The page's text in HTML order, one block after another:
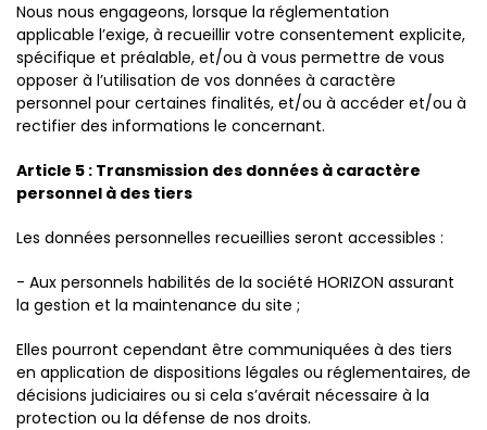
Nous nous engageons, lorsque la réglementation
applicable l’exige, à recueillir votre consentement explicite,
spécifique et préalable, et/ou à vous permettre de vous
opposer à l’utilisation de vos données à caractère
personnel pour certaines finalités, et/ou à accéder et/ou à
rectifier des informations le concernant.
Article 5 : Transmission des données à caractère
personnel à des tiers
Les données personnelles recueillies seront accessibles :
- Aux personnels habilités de la société HORIZON assurant
la gestion et la maintenance du site ;
Elles pourront cependant être communiquées à des tiers
en application de dispositions légales ou réglementaires, de
décisions judiciaires ou si cela s’avérait nécessaire à la
protection ou la défense de nos droits.